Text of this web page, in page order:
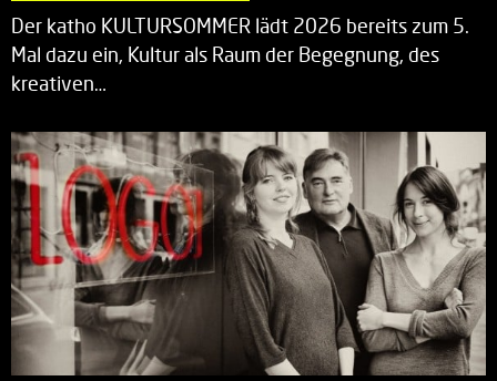
Der katho KULTURSOMMER lädt 2026 bereits zum 5.
Mal dazu ein, Kultur als Raum der Begegnung, des
kreativen…